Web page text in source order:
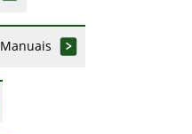
Manuais